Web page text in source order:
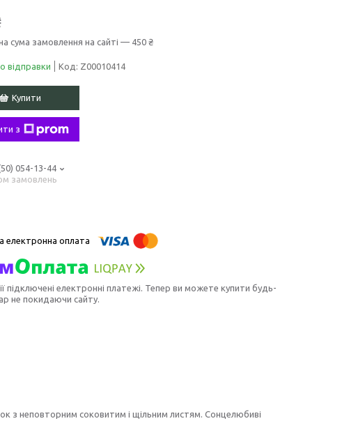
сума замовлення на сайті — 450 ₴
відправки Код: Z00010414
Купити
з
054-13-44
замовлень
підключені електронні платежі. Тепер ви можете купити будь-
не покидаючи сайту.
з неповторним соковитим і щільним листям. Сонцелюбиві